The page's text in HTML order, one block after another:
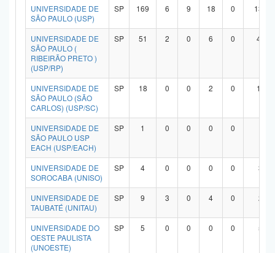
UNIVERSIDADE DE
SÃO PAULO (USP)
SP 169 6 9 18 0 134
UNIVERSIDADE DE
SÃO PAULO (
RIBEIRÃO PRETO )
(USP/RP)
SP 51 2 0 6 0 42
UNIVERSIDADE DE
SÃO PAULO (SÃO
CARLOS) (USP/SC)
SP 18 0 0 2 0 15
UNIVERSIDADE DE
SÃO PAULO USP
EACH (USP/EACH)
SP 1 0 0 0 0
UNIVERSIDADE DE
SOROCABA (UNISO)
SP 4 0 0 0 0 3
UNIVERSIDADE DE
TAUBATÉ (UNITAU)
SP 9 3 0 4 0 2
UNIVERSIDADE DO
OESTE PAULISTA
(UNOESTE)
SP 5 0 0 0 0 5